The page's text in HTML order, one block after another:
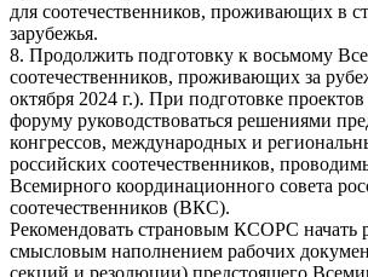
для соотечественников, проживающих в
зарубежья.
8. Продолжить подготовку к восьмому
соотечественников, проживающих за
октября 2024 г.). При подготовке
форуму руководствоваться решениями
конгрессов, международных и
российских соотечественников,
Всемирного координационного совета
соотечественников (ВКС).
Рекомендовать страновым КСОРС начать
смысловым наполнением рабочих